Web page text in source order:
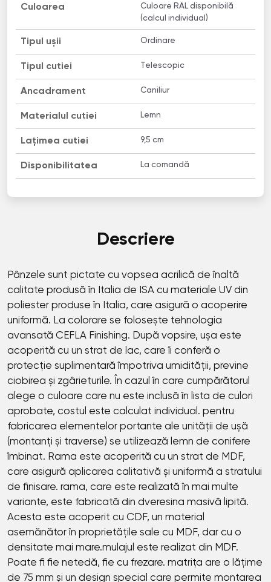
Culoarea
Culoare RAL disponibilă
(calcul individual)
Tipul ușii Ordinare
Tipul cutiei Telescopic
Ancadrament Caniliur
Materialul cutiei Lemn
Lațimea cutiei 9,5 cm
Disponibilitatea La comandă
Descriere
Pânzele sunt pictate cu vopsea acrilică de înaltă
calitate produsă în Italia de ISA cu materiale UV din
poliester produse în Italia, care asigură o acoperire
uniformă. La colorare se folosește tehnologia
avansată CEFLA Finishing. După vopsire, ușa este
acoperită cu un strat de lac, care îi conferă o
protecție suplimentară împotriva umidității, previne
ciobirea și zgârieturile. În cazul în care cumpărătorul
alege o culoare care nu este inclusă în lista de culori
aprobate, costul este calculat individual. pentru
fabricarea elementelor portante ale unității de ușă
(montanți și traverse) se utilizează lemn de conifere
îmbinat. Rama este acoperită cu un strat de MDF,
care asigură aplicarea calitativă și uniformă a stratului
de finisare. rama, care este realizată în mai multe
variante, este fabricată din dveresina masivă lipită.
Acesta este acoperit cu CDF, un material
asemănător în proprietățile sale cu MDF, dar cu o
densitate mai mare.mulajul este realizat din MDF.
Poate fi fie netedă, fie cu frezare. matrița are o lățime
de 75 mm și un design special care permite montarea